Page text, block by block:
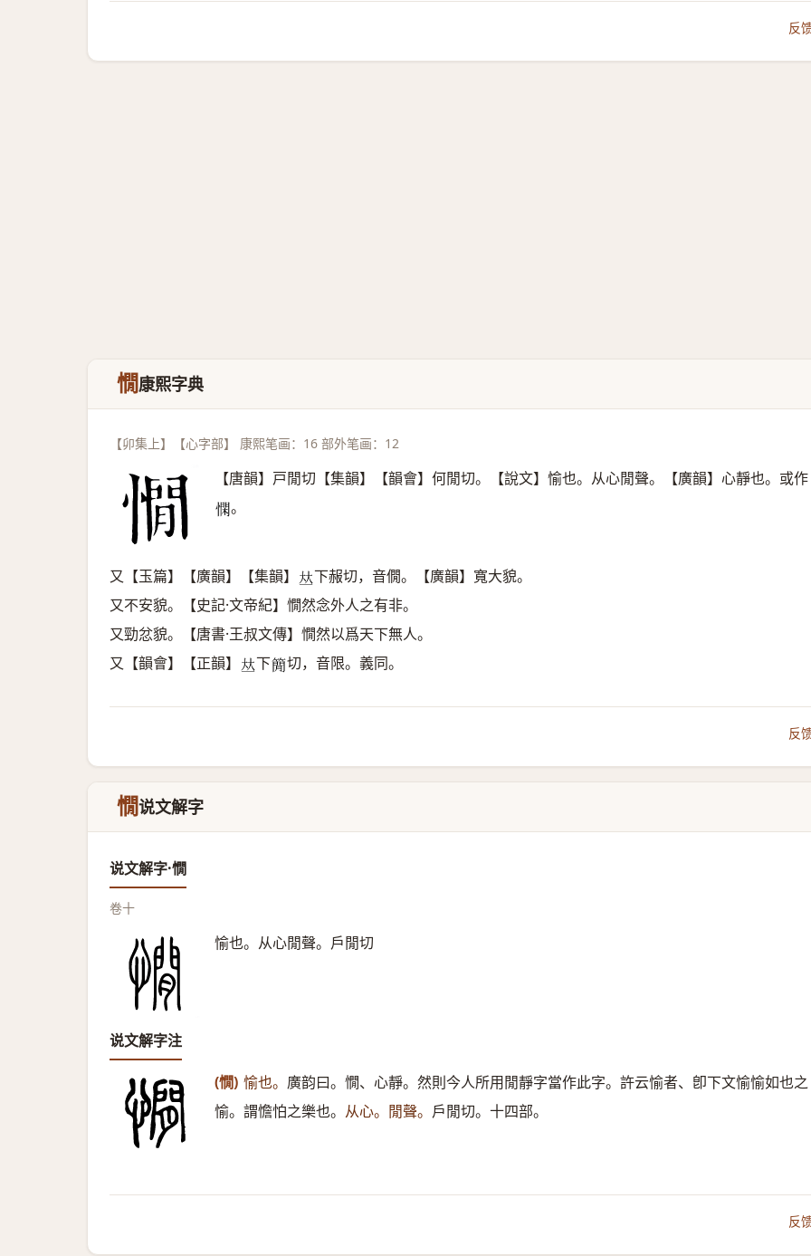
反
憪康熙字典
【卯集上】【心字部】 康熙笔画：16 部外笔画：12
【唐韻】戸閒切【集韻】【韻會】何閒切。【說文】愉也。从心閒聲。【廣韻】心靜也。或作
𢡿 。
又【玉篇】【廣韻】【集韻】 𠀤下赧切，音僩。【廣韻】寬大貌。
又不安貌。【史記·文帝紀】憪然念外人之有非。
又勁忿貌。【唐書·王叔文傳】憪然以爲天下無人。
又【韻會】【正韻】 𠀤下𥳑 切，音限。義同。
反
憪说文解字
说文解字·憪
卷十
愉也。从心閒聲。戶閒切
说文解字注
(憪) 愉也。 廣韵曰。憪、心靜。然則今人所用閒靜字當作此字。許云愉者、卽下文愉愉如也之
愉。謂憺怕之樂也。 从心。閒聲。 戶閒切。十四部。
反